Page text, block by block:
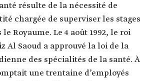
résulte de la nécessité de
chargée de superviser les stages
Royaume. Le 4 août 1992, le roi
Al Saoud a approuvé la loi de la
des spécialités de la santé. À
une trentaine d’employés